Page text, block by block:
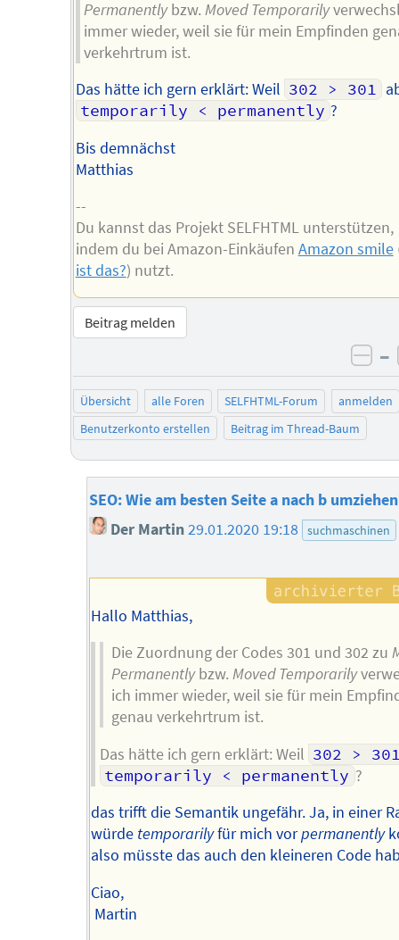
Permanentlybzw.Moved Temporarily
immer wieder, weil sie für mein Empfinden
verkehrtrum ist.
Das hätte ich gern erklärt: Weil 302 > 301
temporarily < permanently ?
Bis demnächst
Matthias
--
Du kannst das Projekt SELFHTML unterstützen,
indem du bei Amazon-Einkäufen Amazon smile
ist das?) nutzt.
Beitrag melden
–
Übersicht alle Foren SELFHTML-Forum
anmelden
Benutzerkonto erstellen
Beitrag im Thread-Baum
SEO: Wie am besten Seite a nach b
Der Martin 29.01.2020 19:18 suchmaschinen
Hallo Matthias,
Die Zuordnung der Codes 301 und 302 zu
Permanentlybzw.Moved Temporarily
ich immer wieder, weil sie für mein
genau verkehrtrum ist.
Das hätte ich gern erklärt: Weil 302 >
temporarily < permanently ?
das trifft die Semantik ungefähr. Ja, in einer
würde temporarilyfür mich vorpermanently
also müsste das auch den kleineren Code
Ciao,
Martin